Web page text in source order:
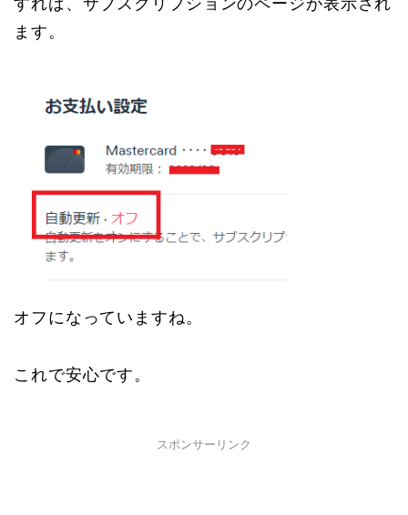
すれば、サブスクリプションのページが表示され
ます。
オフになっていますね。
これで安心です。
スポンサーリンク